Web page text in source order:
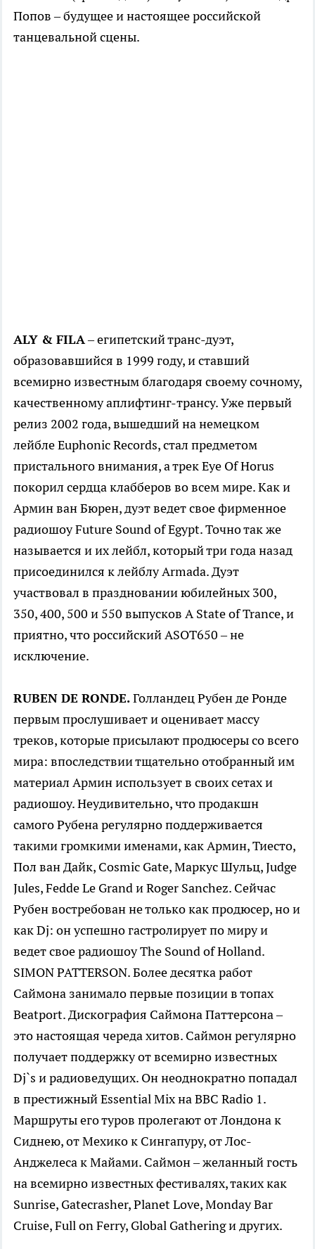
Попов – будущее и настоящее российской
танцевальной сцены.
ALY & FILA– египетский транс-дуэт,
образовавшийся в 1999 году, и ставший
всемирно известным благодаря своему сочному,
качественному аплифтинг-трансу. Уже первый
релиз 2002 года, вышедший на немецком
лейбле Euphonic Records, стал предметом
пристального внимания, а трек Eye Of Horus
покорил сердца клабберов во всем мире. Как и
Армин ван Бюрен, дуэт ведет свое фирменное
радиошоу Future Sound of Egypt. Точно так же
называется и их лейбл, который три года назад
присоединился к лейблу Armada. Дуэт
участвовал в праздновании юбилейных 300,
350, 400, 500 и 550 выпусков A State of Trance, и
приятно, что российский ASOT650 – не
исключение.
RUBEN DE RONDE.Голландец Рубен де Ронде
первым прослушивает и оценивает массу
треков, которые присылают продюсеры со всего
мира: впоследствии тщательно отобранный им
материал Армин использует в своих сетах и
радиошоу. Неудивительно, что продакшн
самого Рубена регулярно поддерживается
такими громкими именами, как Армин, Тиесто,
Пол ван Дайк, Cosmic Gate, Маркус Шульц, Judge
Jules, Fedde Le Grand и Roger Sanchez. Сейчас
Рубен востребован не только как продюсер, но и
как Dj: он успешно гастролирует по миру и
ведет свое радиошоу The Sound of Holland.
SIMON PATTERSON. Более десятка работ
Саймона занимало первые позиции в топах
Beatport. Дискография Саймона Паттерсона –
это настоящая череда хитов. Саймон регулярно
получает поддержку от всемирно известных
Dj`s и радиоведущих. Он неоднократно попадал
в престижный Essential Mix на BBC Radio 1.
Маршруты его туров пролегают от Лондона к
Сиднею, от Мехико к Сингапуру, от Лос-
Анджелеса к Майами. Саймон – желанный гость
на всемирно известных фестивалях, таких как
Sunrise, Gatecrasher, Planet Love, Monday Bar
Cruise, Full on Ferry, Global Gathering и других.